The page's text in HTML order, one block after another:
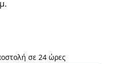
σε 24 ώρες